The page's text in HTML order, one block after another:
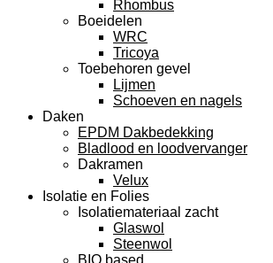
Rhombus
Boeidelen
WRC
Tricoya
Toebehoren gevel
Lijmen
Schoeven en nagels
Daken
EPDM Dakbedekking
Bladlood en loodvervanger
Dakramen
Velux
Isolatie en Folies
Isolatiemateriaal zacht
Glaswol
Steenwol
BIO based